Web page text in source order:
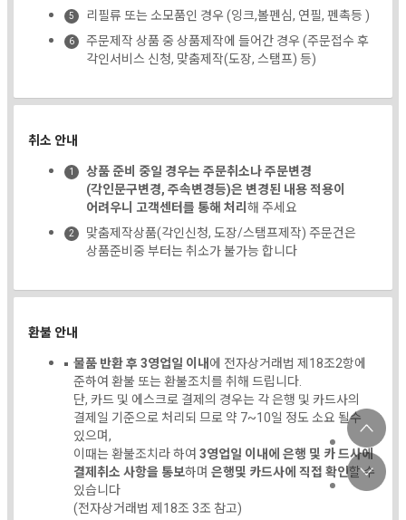
리필류 또는 소모품인 경우 (잉크,볼펜심, 연필, 펜촉등 )
주문제작 상품 중 상품제작에 들어간 경우 (주문접수 후
각인서비스 신청, 맞춤제작(도장, 스탬프) 등)
취소 안내
상품 준비 중일 경우는 주문취소나 주문변경
(각인문구변경, 주속변경등)은 변경된 내용 적용이
어려우니 고객센터를 통해 처리해 주세요
맞춤제작상품(각인신청, 도장/스탬프제작) 주문건은
상품준비중 부터는 취소가 불가능 합니다
환불 안내
물품 반환 후 3영업일 이내에 전자상거래법 제18조2항에
준하여 환불 또는 환불조치를 취해 드립니다.
단, 카드 및 에스크로 결제의 경우는 각 은행 및 카드사의
결제일 기준으로 처리되 므로 약 7~10일 정도 소요 될수
있으며,
이때는 환불조치라 하여 3영업일 이내에 은행 및 카 드사에
결제취소 사항을 통보하며 은행및 카드사에 직접 확인할 수
있습니다
(전자상거래법 제18조 3조 참고)